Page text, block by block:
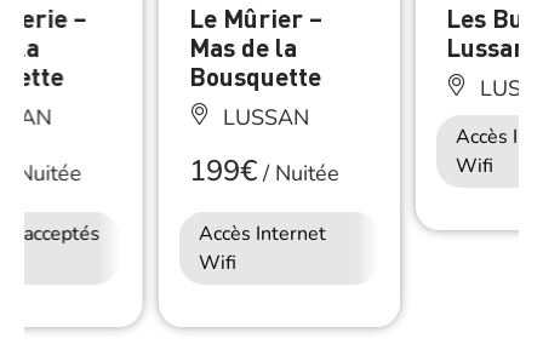
–
la
Nuitée
acceptés
Accès Internet
Le Mûrier –
Mas de la
Bousquette
LUSSAN
199€/Nuitée
Accès Internet
Wifi
Les
Lussan
Accès
Wifi